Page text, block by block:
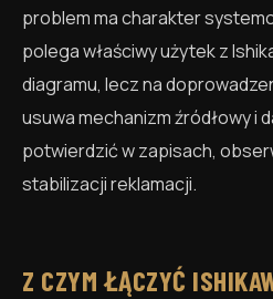
problem ma charakter
polega właściwy użytek z
diagramu, lecz na
usuwa mechanizm źródłowy i
potwierdzić w zapisach,
stabilizacji reklamacji.
Z CZYM ŁĄCZYĆ